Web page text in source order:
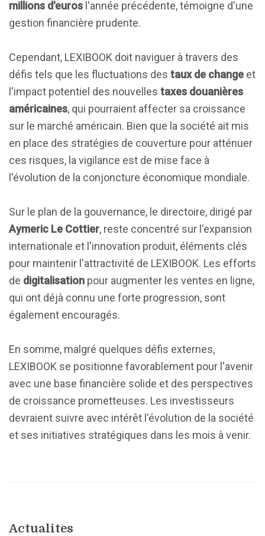
millions d'euros l'année précédente, témoigne d'une
gestion financière prudente.
Cependant, LEXIBOOK doit naviguer à travers des
défis tels que les fluctuations des taux de change et
l'impact potentiel des nouvelles taxes douanières
américaines, qui pourraient affecter sa croissance
sur le marché américain. Bien que la société ait mis
en place des stratégies de couverture pour atténuer
ces risques, la vigilance est de mise face à
l'évolution de la conjoncture économique mondiale.
Sur le plan de la gouvernance, le directoire, dirigé par
Aymeric Le Cottier, reste concentré sur l'expansion
internationale et l'innovation produit, éléments clés
pour maintenir l'attractivité de LEXIBOOK. Les efforts
de digitalisation pour augmenter les ventes en ligne,
qui ont déjà connu une forte progression, sont
également encouragés.
En somme, malgré quelques défis externes,
LEXIBOOK se positionne favorablement pour l'avenir
avec une base financière solide et des perspectives
de croissance prometteuses. Les investisseurs
devraient suivre avec intérêt l'évolution de la société
et ses initiatives stratégiques dans les mois à venir.
Actualites